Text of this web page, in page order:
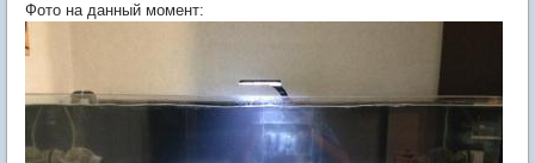
Фото на данный момент: